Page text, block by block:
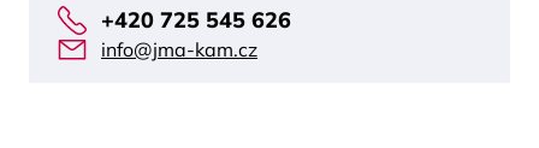
+420 725 545 626
info@jma-kam.cz